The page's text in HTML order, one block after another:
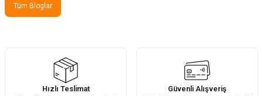
Tüm Bloglar
Hızlı Teslimat Güvenli Alışveriş